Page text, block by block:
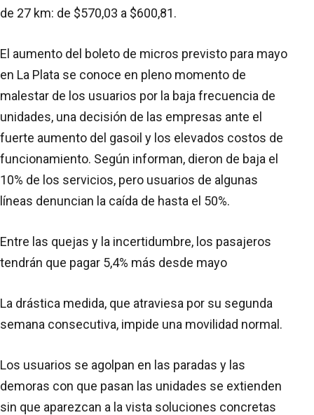
de 27 km: de $570,03 a $600,81.
El aumento del boleto de micros previsto para mayo
en La Plata se conoce en pleno momento de
malestar de los usuarios por la baja frecuencia de
unidades, una decisión de las empresas ante el
fuerte aumento del gasoil y los elevados costos de
funcionamiento. Según informan, dieron de baja el
10% de los servicios, pero usuarios de algunas
líneas denuncian la caída de hasta el 50%.
Entre las quejas y la incertidumbre, los pasajeros
tendrán que pagar 5,4% más desde mayo
La drástica medida, que atraviesa por su segunda
semana consecutiva, impide una movilidad normal.
Los usuarios se agolpan en las paradas y las
demoras con que pasan las unidades se extienden
sin que aparezcan a la vista soluciones concretas